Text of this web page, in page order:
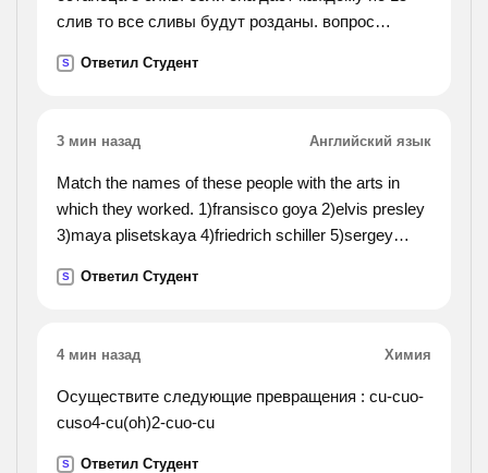
слив то все сливы будут розданы. вопрос
S Ответил Студент
3 мин назад Английский язык
Match the names of these people with the arts in
which they worked. 1)fransisco goya 2)elvis presley
3)maya plisetskaya 4)friedrich schiller 5)sergey
8)michelangelo 9)rembrandt 10)elithabeth taylor
S Ответил Студент
4 мин назад Химия
Осуществите следующие превращения : cu-cuo-
cuso4-cu(oh)2-cuo-cu
S Ответил Студент